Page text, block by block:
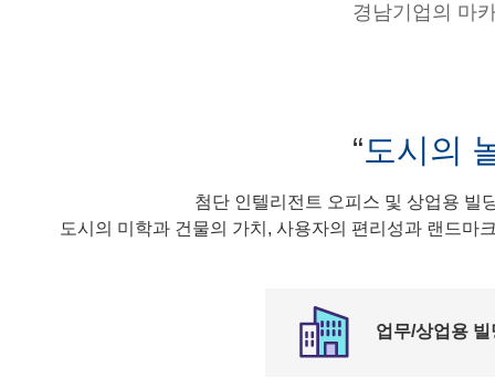
경남기업의 마
“도시의
첨단 인텔리전트 오피스 및 상업용 빌
도시의 미학과 건물의 가치, 사용자의 편리성과 랜드마
업무/상업용 빌